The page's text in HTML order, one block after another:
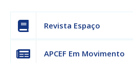
Revista Espaço
APCEF Em Movimento